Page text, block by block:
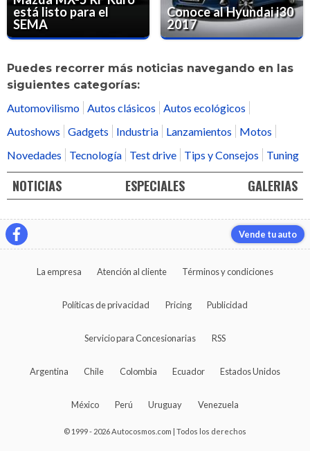
está listo para el
SEMA
Conoce al Hyundai i30
2017
Puedes recorrer más noticias navegando en las
siguientes categorías:
Automovilismo
Autos clásicos
Autos ecológicos
Autoshows
Gadgets Industria Lanzamientos
Motos
Novedades
Tecnología Test drive Tips y Consejos Tuning
NOTICIAS ESPECIALES GALERIAS
Vende tu auto
La empresa Atención al cliente Términos y condiciones
Políticas de privacidad Pricing Publicidad
Servicio para Concesionarias RSS
Argentina Chile Colombia Ecuador Estados Unidos
México Perú Uruguay Venezuela
© 1999 - 2026 Autocosmos.com | Todos los derechos